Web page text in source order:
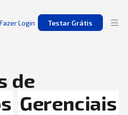
Fazer Login Testar Grátis
de
Gerenciais